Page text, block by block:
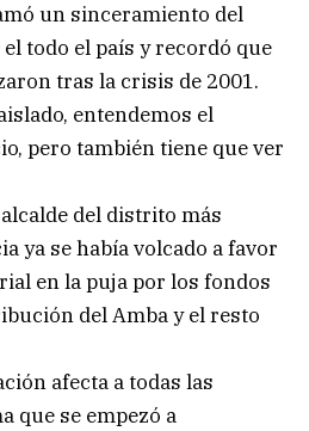
un sinceramiento del
todo el país y recordó que
tras la crisis de 2001.
entendemos el
pero también tiene que ver
del distrito más
ya se había volcado a favor
en la puja por los fondos
del Amba y el resto
afecta a todas las
que se empezó a